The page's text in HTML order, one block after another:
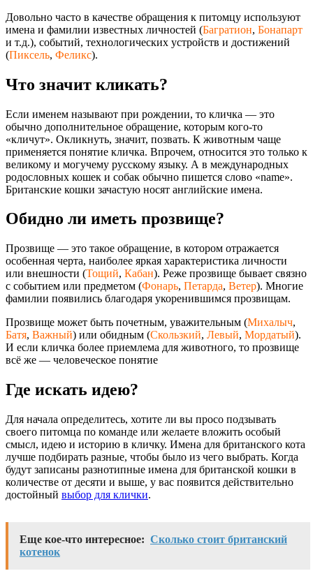
Довольно часто в качестве обращения к питомцу используют
имена и фамилии известных личностей (Багратион, Бонапарт
и т.д.), событий, технологических устройств и достижений
(Пиксель, Феликс).
Что значит кликать?
Если именем называют при рождении, то кличка — это
обычно дополнительное обращение, которым кого-то
«кличут». Окликнуть, значит, позвать. К животным чаще
применяется понятие кличка. Впрочем, относится это только к
великому и могучему русскому языку. А в международных
родословных кошек и собак обычно пишется слово «name».
Британские кошки зачастую носят английские имена.
Обидно ли иметь прозвище?
Прозвище — это такое обращение, в котором отражается
особенная черта, наиболее яркая характеристика личности
или внешности (Тощий, Кабан). Реже прозвище бывает связно
с событием или предметом (Фонарь, Петарда, Ветер). Многие
фамилии появились благодаря укоренившимся прозвищам.
Прозвище может быть почетным, уважительным (Михалыч,
Батя, Важный) или обидным (Скользкий, Левый, Мордатый).
И если кличка более приемлема для животного, то прозвище
всё же — человеческое понятие
Где искать идею?
Для начала определитесь, хотите ли вы просо подзывать
своего питомца по команде или желаете вложить особый
смысл, идею и историю в кличку. Имена для британского кота
лучше подбирать разные, чтобы было из чего выбрать. Когда
будут записаны разнотипные имена для британской кошки в
количестве от десяти и выше, у вас появится действительно
достойный выбор для клички.
Еще кое-что интересное: Сколько стоит британский
котенок